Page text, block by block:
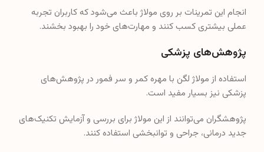
انجام این تمرینات بر روی مولاژ باعث می‌شود که کاربران تجربه
عملی بیشتری کسب کنند و مهارت‌های خود را بهبود بخشند.
پژوهش‌های پزشکی
استفاده از مولاژ لگن با مهره کمر و سر فمور در پژوهش‌های
پزشکی نیز بسیار مفید است.
پژوهشگران می‌توانند از این مولاژ برای بررسی و آزمایش تکنیک‌های
جدید درمانی، جراحی و توانبخشی استفاده کنند.